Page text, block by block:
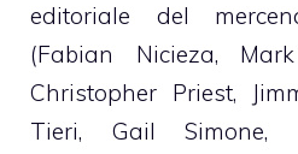
editoriale del
(Fabian Nicieza,
Christopher Priest,
Tieri, Gail Simone,